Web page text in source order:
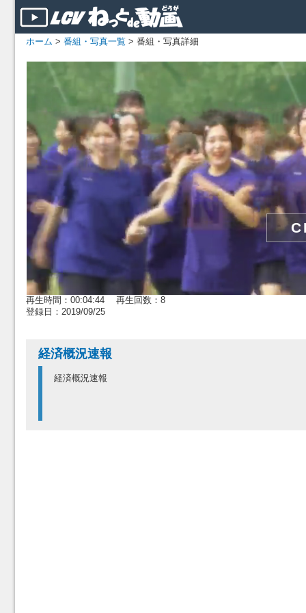
ホーム > 番組・写真一覧 > 番組・写真詳細
再生時間：00:04:44 再生回数：8
登録日：2019/09/25
経済概況速報
経済概況速報